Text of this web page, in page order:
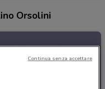
Orsolini
Continua senza accettare